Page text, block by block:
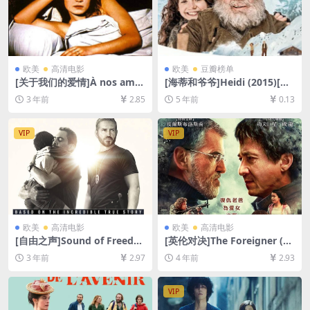
欧美 高清电影
[关于我们的爱情]À nos amo
urs (1983)[百度网盘+迅雷云
盘资源1080P超清未删减][MP
4/5.8GB][中文字幕]
3 年前 2.85
欧美 豆瓣榜单
[海蒂和爷爷]Heidi (2015)[百
度网盘+迅雷云盘资源1080P
超清未删减][MP4/7.1GB][中
英字幕]
5 年前 0.13
VIP
欧美 高清电影
[自由之声]Sound of Freedo
m (2023)[百度网盘+夸克网盘
1080P超清未删减资源][网盘
在线播放/下载][MP4/7.9GB]
[中英字幕]
3 年前 2.97
VIP
欧美 高清电影
[英伦对决]The Foreigner (20
17)[百度网盘+迅雷云盘资源1
080P超清未删减][MP4/7GB]
[中英字幕]
4 年前 2.93
VIP